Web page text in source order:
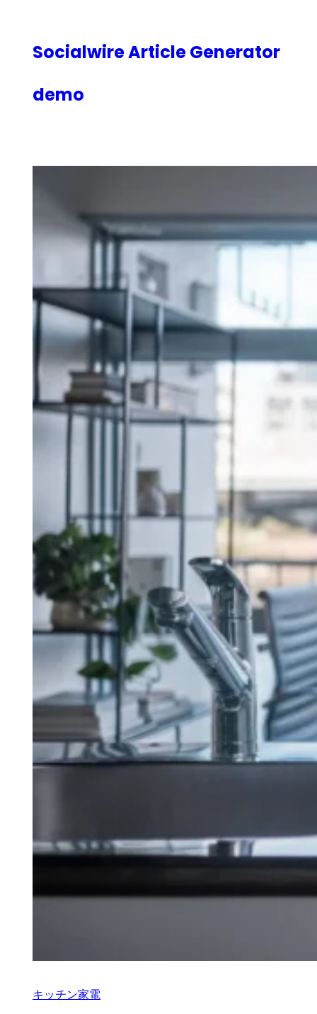
Socialwire Article Generator
demo
キッチン家電